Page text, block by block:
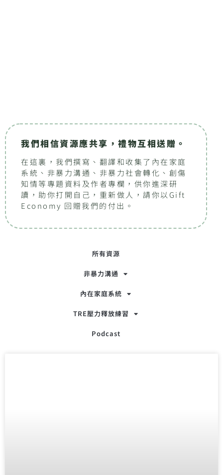
我們相信資源應共享，禮物互相送贈。
在這裏，我們撰寫、翻譯和收集了內在家庭
系統、非暴力溝通、非暴力社會轉化、創傷
知情等專題資料及作者專欄，供你進深研
讀，助你打開自己，重新做人，請你以Gift
Economy 回贈我們的付出。
所有資源
非暴力溝通
內在家庭系統
TRE壓力釋放練習
Podcast